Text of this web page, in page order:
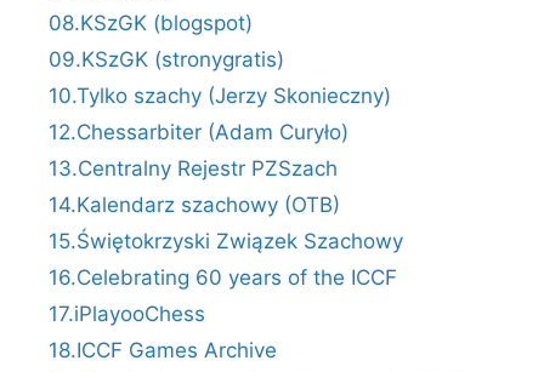
08.KSzGK (blogspot)
09.KSzGK (stronygratis)
10.Tylko szachy (Jerzy Skonieczny)
12.Chessarbiter (Adam Curyło)
13.Centralny Rejestr PZSzach
14.Kalendarz szachowy (OTB)
15.Świętokrzyski Związek Szachowy
16.Celebrating 60 years of the ICCF
17.iPlayooChess
18.ICCF Games Archive